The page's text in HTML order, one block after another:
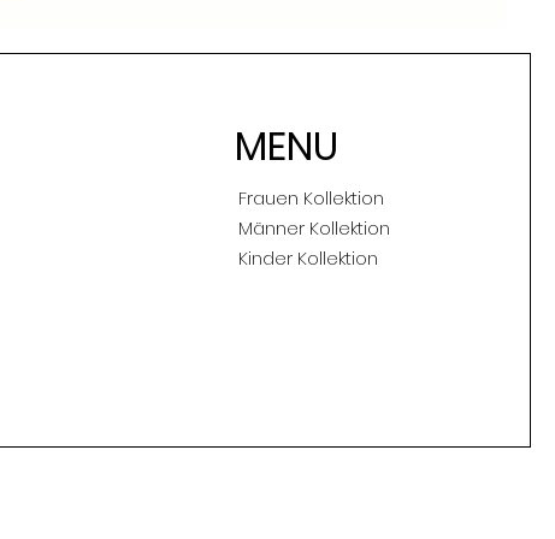
MENU
Frauen Kollektion
Männer Kollektion
Kinder Kollektion